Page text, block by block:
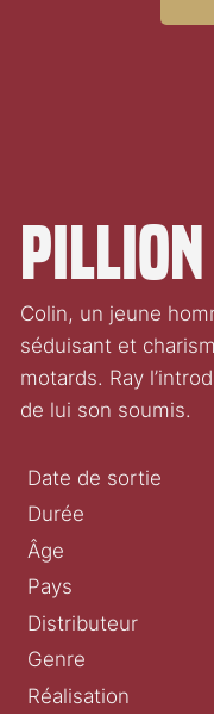
Pillion
Colin, un jeune
séduisant et
motards. Ray
de lui son soumis.
Date de sortie
Durée
Âge
Pays
Distributeur
Genre
Réalisation